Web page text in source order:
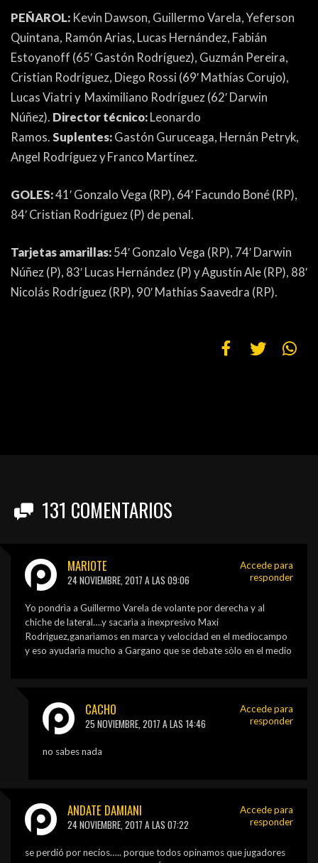
PEÑAROL: Kevin Dawson, Guillermo Varela, Yeferson
Quintana, Ramón Arias, Lucas Hernández, Fabián
Estoyanoff (65′ Gastón Rodríguez), Guzmán Pereira,
Cristian Rodríguez, Diego Rossi (69′ Mathías Corujo),
Lucas Viatri y Maximiliano Rodríguez (62′ Darwin
Núñez). Director técnico: Leonardo
Ramos. Suplentes: Gastón Guruceaga, Hernán Petryk,
Angel Rodríguez y Franco Martínez.
GOLES:41′ Gonzalo Vega (RP), 64′ Facundo Boné (RP),
84′ Cristian Rodríguez (P) de penal.
Tarjetas amarillas: 54′ Gonzalo Vega (RP), 74′ Darwin
Núñez (P), 83′ Lucas Hernández (P) y Agustín Ale (RP), 88′
Nicolás Rodríguez (RP), 90′ Mathías Saavedra (RP).
131 COMENTARIOS
MARIOTE
24 NOVIEMBRE, 2017 A LAS 09:06
Yo pondrìa a Guillermo Varela de volante por derecha y al
chiche de lateral….y sacarìa a inexpresivo Maxi
Rodriguez,ganarìamos en marca y velocidad en el mediocampo
y eso ayudarìa mucho a Gargano que se debate sòlo en el medio
Accede para
responder
CACHO
25 NOVIEMBRE, 2017 A LAS 14:46
no sabes nada
Accede para
responder
ANDATE DAMIANI
24 NOVIEMBRE, 2017 A LAS 07:22
se perdió por necios….. porque todos opinamos que jugadores
Accede para
responder